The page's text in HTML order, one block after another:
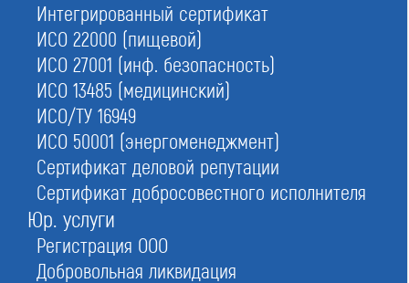
Интегрированный сертификат
ИСО 22000 (пищевой)
ИСО 27001 (инф. безопасность)
ИСО 13485 (медицинский)
ИСО/ТУ 16949
ИСО 50001 (энергоменеджмент)
Сертификат деловой репутации
Сертификат добросовестного исполнителя
Юр. услуги
Регистрация ООО
Добровольная ликвидация
Ассоциация организаций и специалистов в сфере
архитектурно-строительного проектирования «Столица-
Проект», саморегулируемая организация
Обновлено
16.06.2026 06:32:47
Сокращенное наименование:
Ассоциация «Столица-Проект» СРО
Номер в реестре:
СРО-П-067-02122009